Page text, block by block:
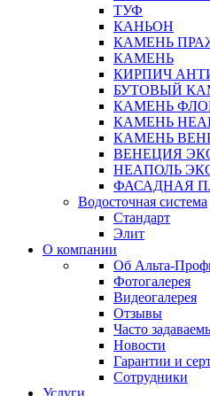
ТУФ
КАНЬОН
КАМЕНЬ
КАМЕНЬ
КИРПИЧ
БУТОВЫЙ
КАМЕНЬ
КАМЕНЬ
КАМЕНЬ
ВЕНЕЦИЯ
НЕАПОЛЬ
ФАСАДНАЯ
Водосточная система
Стандарт
Элит
О компании
Об Альта-
Фотогалерея
Видеогалерея
Отзывы
Часто
Новости
Гарантии и
Сотрудники
Услуги